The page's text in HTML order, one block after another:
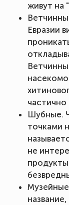
живут на
Евразии
Шубные.
точками
не